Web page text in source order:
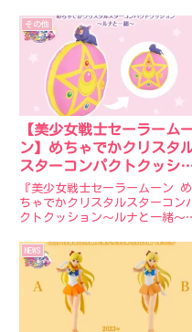
その他
【美少女戦士セーラーム
ン】めちゃでかクリスタ
スターコンパクトクッシ
ン～ルナと一緒～2022年9
月にプライズで登場！
『美少女戦士セーラームーン め
ちゃでかクリスタルスターコン
クトクッション～ルナと一緒～
コンパクトの上に、小さなルナが
ちょこんと乗ったクッションが登
場します！⁰色鮮やかなクリスタ
ルスターコンパクトのクッショ
NEWS